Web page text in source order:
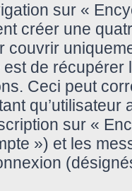
sur «
créer une
couvrir
de
Ceci peut
sur «
») et les